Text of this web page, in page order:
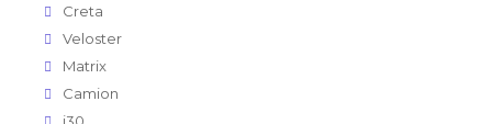
Creta
Veloster
Matrix
Camion
i30